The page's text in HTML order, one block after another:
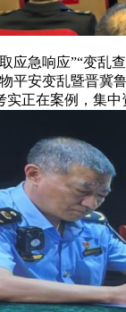
急响应”“变乱查
平安变乱暨晋冀
实正在案例，集